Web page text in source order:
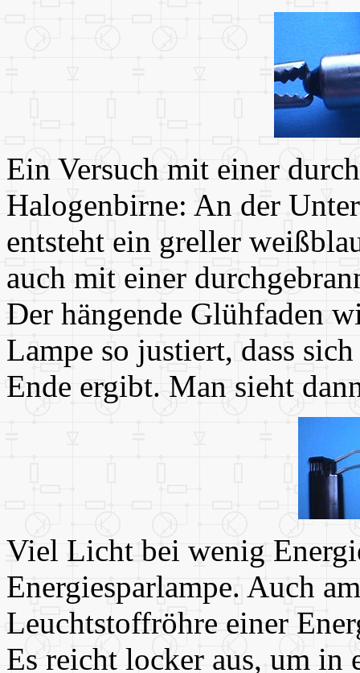
Ein Versuch mit einer
Halogenbirne: An der
entsteht ein greller
auch mit einer
Der hängende Glühfaden
Lampe so justiert, dass
Ende ergibt. Man sieht
Viel Licht bei wenig
Energiesparlampe. Auch
Leuchtstoffröhre einer
Es reicht locker aus, um in